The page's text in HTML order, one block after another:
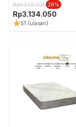
Rp4.249.000 26%
Rp3.134.050
51 (ulasan)